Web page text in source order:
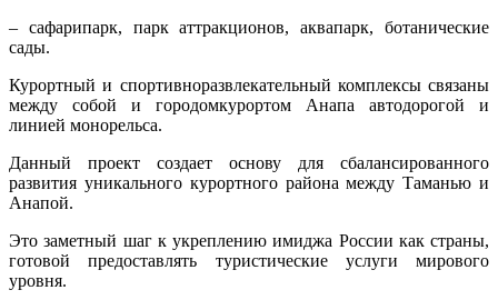
– сафарипарк, парк аттракционов, аквапарк, ботанические
сады.
Курортный и спортивно­развлекательный комплексы связаны
между собой и городом­курортом Анапа автодорогой и
линией монорельса.
Данный проект создает основу для сбалансированного
развития уникального курортного района между Таманью и
Анапой.
Это заметный шаг к укреплению имиджа России как страны,
готовой предоставлять туристические услуги мирового
уровня.